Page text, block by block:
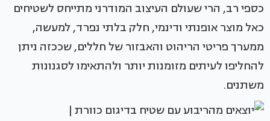
כספי רב, הרי שעולם העיצוב המודרני מתייחס לשטיחים
כאל מוצר אופנתי ודינמי, חלק בלתי נפרד, למעשה,
ממערך פריטי הריהוט והאבזור של חללים, שככזה ניתן
להחליפו לעיתים מזומנות יותר ולהתאימו לסגנונות
משתנים.